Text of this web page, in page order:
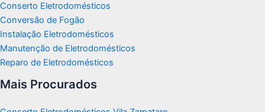
Conserto Eletrodomésticos
Conversão de Fogão
Instalação Eletrodomésticos
Manutenção de Eletrodomésticos
Reparo de Eletrodomésticos
Mais Procurados